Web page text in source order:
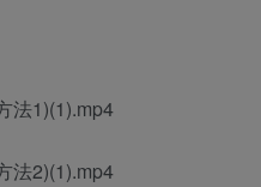
法1)(1).mp4
法2)(1).mp4